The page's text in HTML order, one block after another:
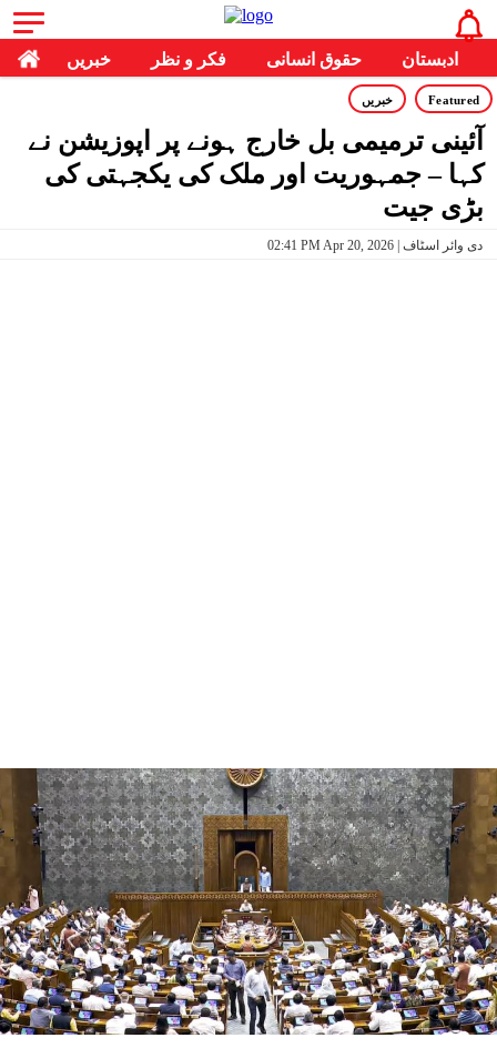
خبریں فکر و نظر حقوق انسانی ادبستان
Featured خبریں
آئینی ترمیمی بل خارج ہونے پر اپوزیشن نے
کہا – جمہوریت اور ملک کی یکجہتی کی
بڑی جیت
02:41 PM Apr 20, 2026 | دی وائر اسٹاف